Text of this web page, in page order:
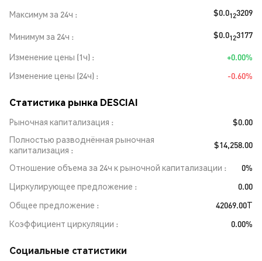
Максимум за 24ч
$0.0123209
Минимум за 24ч $0.0123177
Изменение цены (1ч)
+0.00%
Изменение цены (24ч)
-0.60%
Статистика рынка DESCIAI
Рыночная капитализация
$0.00
Полностью разводнённая рыночная
капитализация
$14,258.00
Отношение объема за 24ч к рыночной капитализации
0%
Циркулирующее предложение
0.00
Общее предложение
42069.00T
Коэффициент циркуляции
0.00%
Социальные статистики